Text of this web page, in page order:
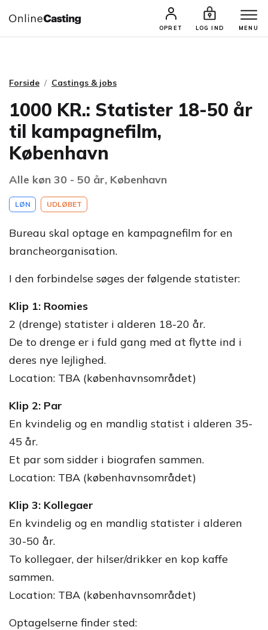
OPRET LOG IND MENU
CASTINGS & JOBS SØG PROFIL
Forside Castings & jobs
1000 KR.: Statister 18-50 år
til kampagnefilm,
København
Alle køn 30 - 50 år, København
LØN UDLØBET
Bureau skal optage en kampagnefilm for en
brancheorganisation.
I den forbindelse søges der følgende statister:
Klip 1: Roomies
2 (drenge) statister i alderen 18-20 år.
De to drenge er i fuld gang med at flytte ind i
deres nye lejlighed.
Location: TBA (københavnsområdet)
Klip 2: Par
En kvindelig og en mandlig statist i alderen 35-
45 år.
Et par som sidder i biografen sammen.
Location: TBA (københavnsområdet)
Klip 3: Kollegaer
En kvindelig og en mandlig statister i alderen
30-50 år.
To kollegaer, der hilser/drikker en kop kaffe
sammen.
Location: TBA (københavnsområdet)
Optagelserne finder sted: